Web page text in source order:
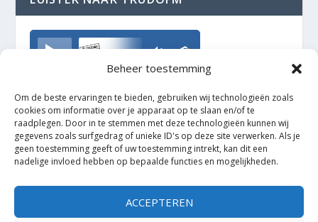
Beheer toestemming
Om de beste ervaringen te bieden, gebruiken wij technologieën zoals
cookies om informatie over je apparaat op te slaan en/of te
raadplegen. Door in te stemmen met deze technologieën kunnen wij
gegevens zoals surfgedrag of unieke ID's op deze site verwerken. Als je
geen toestemming geeft of uw toestemming intrekt, kan dit een
nadelige invloed hebben op bepaalde functies en mogelijkheden.
ACCEPTEREN
TrudoFM